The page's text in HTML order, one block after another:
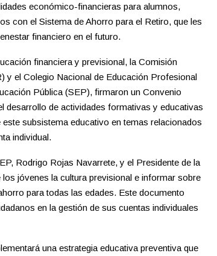
económico-financieras para alumnos,
con el Sistema de Ahorro para el Retiro, que les
financiero en el futuro.
financiera y previsional, la Comisión
y el Colegio Nacional de Educación Profesional
Pública (SEP), firmaron un Convenio
desarrollo de actividades formativas y educativas
subsistema educativo en temas relacionados
individual.
Rodrigo Rojas Navarrete, y el Presidente de la
jóvenes la cultura previsional e informar sobre
para todas las edades. Este documento
en la gestión de sus cuentas individuales
una estrategia educativa preventiva que